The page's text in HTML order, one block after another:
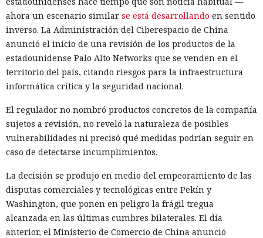
ahora un escenario similar se está desarrollando en sentido
inverso. La Administración del Ciberespacio de China
anunció el inicio de una revisión de los productos de la
estadounidense Palo Alto Networks que se venden en el
territorio del país, citando riesgos para la infraestructura
informática crítica y la seguridad nacional.
El regulador no nombró productos concretos de la compañía
sujetos a revisión, no reveló la naturaleza de posibles
vulnerabilidades ni precisó qué medidas podrían seguir en
caso de detectarse incumplimientos.
La decisión se produjo en medio del empeoramiento de las
disputas comerciales y tecnológicas entre Pekín y
Washington, que ponen en peligro la frágil tregua
alcanzada en las últimas cumbres bilaterales. El día
anterior, el Ministerio de Comercio de China anunció